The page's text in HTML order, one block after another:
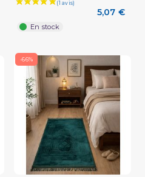
5,07 €
En stock
-66%